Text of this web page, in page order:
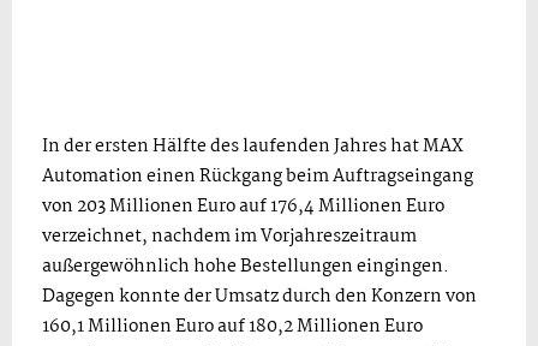
In der ersten Hälfte des laufenden Jahres hat MAX
Automation einen Rückgang beim Auftragseingang
von 203 Millionen Euro auf 176,4 Millionen Euro
verzeichnet, nachdem im Vorjahreszeitraum
außergewöhnlich hohe Bestellungen eingingen.
Dagegen konnte der Umsatz durch den Konzern von
160,1 Millionen Euro auf 180,2 Millionen Euro